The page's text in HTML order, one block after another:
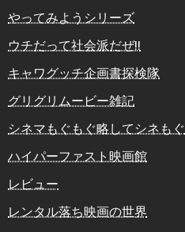
やってみようシリーズ
ウチだって社会派だぜ!!
キャワグッチ企画書探検隊
グリグリムービー雑記
シネマもぐもぐ略してシネもぐ
ハイパーファスト映画館
レビュー
レンタル落ち映画の世界